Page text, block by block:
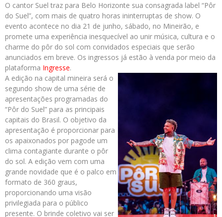
O cantor Suel traz para Belo Horizonte sua consagrada label “Pôr
do Suel”, com mais de quatro horas ininterruptas de show. O
evento acontece no dia 21 de junho, sábado, no Mineirão, e
promete uma experiência inesquecível ao unir música, cultura e o
charme do pôr do sol com convidados especiais que serão
anunciados em breve. Os ingressos já estão à venda por meio da
plataforma Ingresse.
A edição na capital mineira será o
segundo show de uma série de
apresentações programadas do
“Pôr do Suel” para as principais
capitais do Brasil. O objetivo da
apresentação é proporcionar para
os apaixonados por pagode um
clima contagiante durante o pôr
do sol. A edição vem com uma
grande novidade que é o palco em
formato de 360 graus,
proporcionando uma visão
privilegiada para o público
presente. O brinde coletivo vai ser